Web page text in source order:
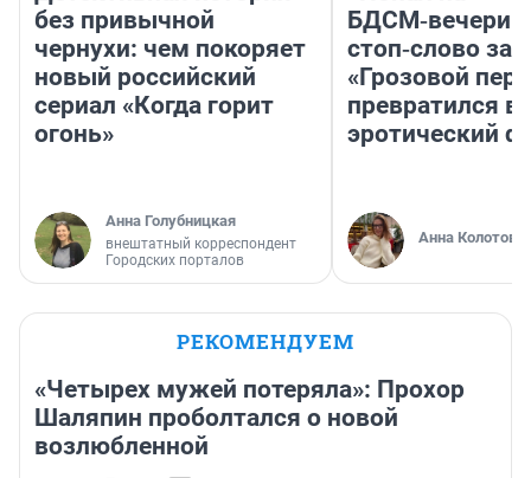
без привычной
чернухи: чем покоряет
новый российский
сериал «Когда горит
огонь»
Анна Голубницкая
внештатный корреспондент
Городских порталов
стоп‑слово
«Грозовой
превратился в
эротический
Анна Колотова
РЕКОМЕНДУЕМ
«Четырех мужей потеряла»: Прохор
Шаляпин проболтался о новой
возлюбленной